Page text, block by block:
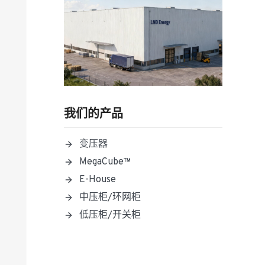
我们的产品
变压器
MegaCube™
E-House
中压柜/环网柜
低压柜/开关柜